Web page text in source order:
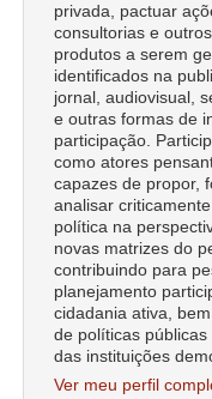
privada, pactuar
consultorias e
produtos a serem
identificados na
jornal, audiovisual,
e outras formas de
participação.
como atores
capazes de propor,
analisar
política na
novas matrizes do
contribuindo para
planejamento
cidadania ativa,
de políticas
das instituições
Ver meu perfil